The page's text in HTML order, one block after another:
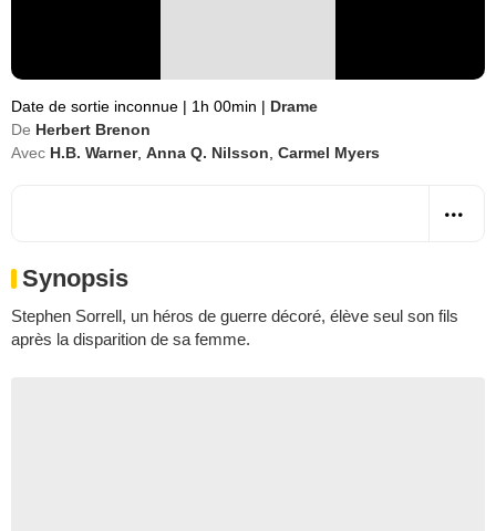
Date de sortie inconnue | 1h 00min | Drame
De Herbert Brenon
Avec H.B. Warner, Anna Q. Nilsson Carmel Myers
Synopsis
Stephen Sorrell, un héros de guerre décoré, élève seul son fils
après la disparition de sa femme.